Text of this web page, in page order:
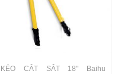
KÉO CẮT SẮT 18" Baihu